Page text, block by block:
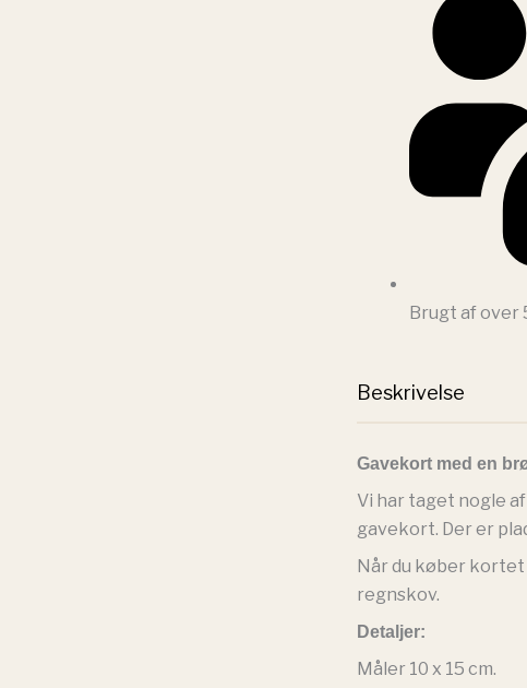
Brugt af over
Beskrivelse
Gavekort med en
Vi har taget nogle
gavekort. Der er
Når du køber
regnskov.
Detaljer:
Måler 10 x 15 cm.